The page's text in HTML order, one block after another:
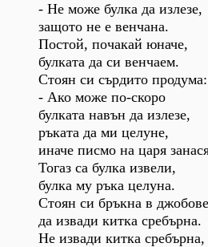
- Не може булка да излезе,
защото не е венчана.
Постой, почакай юначе,
булката да си венчаем.
Стоян си сърдито продума:
- Ако може по-скоро
булката навън да излезе,
ръката да ми целуне,
иначе писмо на царя
Тогаз са булка извели,
булка му ръка целуна.
Стоян си бръкна в джобове
да извади китка сребърна.
Не извади китка сребърна,